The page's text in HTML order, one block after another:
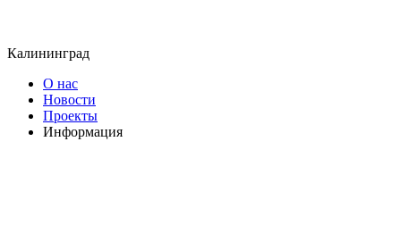
Калининград
О нас
Новости
Проекты
Информация